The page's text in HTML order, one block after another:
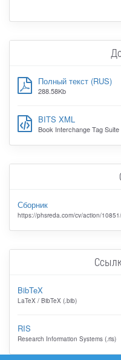
Полный текст (RUS)
288.58Kb
BITS XML
Book Interchange Tag Suite
Сборник
https://phsreda.com/cv/action/
BibTeX
LaTeX / BibTeX (.bib)
RIS
Research Information Systems (.ris)